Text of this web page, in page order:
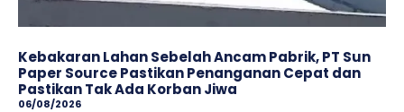
Kebakaran Lahan Sebelah Ancam Pabrik, PT Sun
Paper Source Pastikan Penanganan Cepat dan
Pastikan Tak Ada Korban Jiwa
06/08/2026